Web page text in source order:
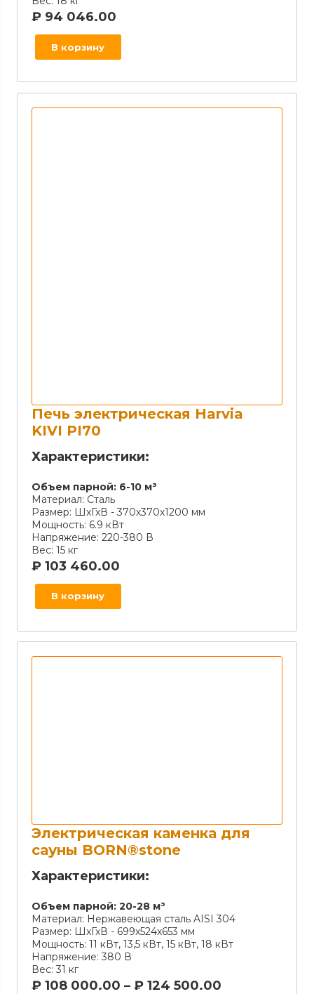
₽ 94 046.00
В корзину
Печь электрическая Harvia
KIVI PI70
Характеристики:
Объем парной: 6-10 м³
Материал: Сталь
Размер: ШхГхВ - 370х370х1200 мм
Мощность: 6.9 кВт
Напряжение: 220-380 В
Вес: 15 кг
₽ 103 460.00
В корзину
Электрическая каменка для
сауны BORN®stone
Характеристики:
Объем парной: 20-28 м³
Материал: Нержавеющая сталь AISI 304
Размер: ШхГхВ - 699х524х653 мм
Мощность: 11 кВт, 13,5 кВт, 15 кВт, 18 кВт
Напряжение: 380 В
Вес: 31 кг
₽ 108 000.00 – ₽ 124 500.00